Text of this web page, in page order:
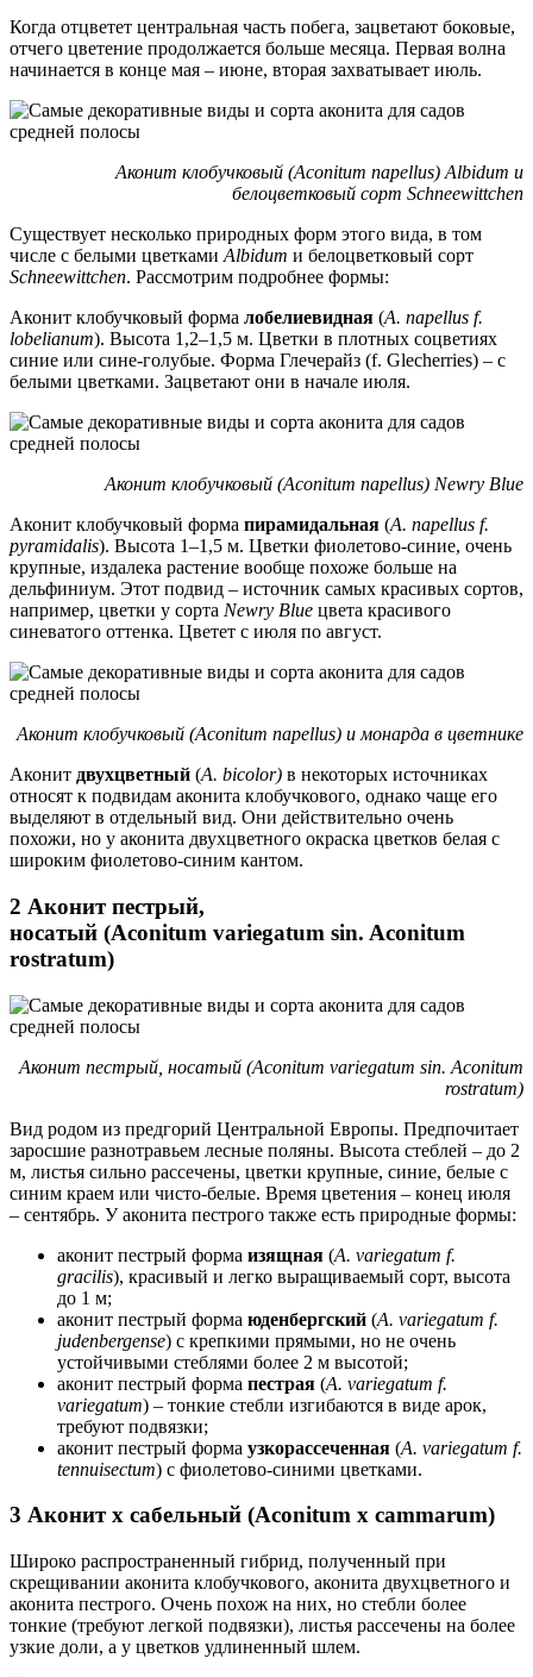
Когда отцветет центральная часть побега, зацветают боковые,
отчего цветение продолжается больше месяца. Первая волна
начинается в конце мая – июне, вторая захватывает июль.
Аконит клобучковый (Aconitum napellus) Albidum и
белоцветковый сорт Schneewittchen
Существует несколько природных форм этого вида, в том
числе с белыми цветками Albidum и белоцветковый сорт
Schneewittchen. Рассмотрим подробнее формы:
Аконит клобучковый форма лобелиевидная (A. napellus f.
lobelianum). Высота 1,2–1,5 м. Цветки в плотных соцветиях
синие или сине-голубые. Форма Глечерайз (f. Glecherries) – с
белыми цветками. Зацветают они в начале июля.
Аконит клобучковый (Aconitum napellus) Newry Blue
Аконит клобучковый форма пирамидальная (A. napellus f.
pyramidalis). Высота 1–1,5 м. Цветки фиолетово-синие, очень
крупные, издалека растение вообще похоже больше на
дельфиниум. Этот подвид – источник самых красивых сортов,
например, цветки у сорта Newry Blue цвета красивого
синеватого оттенка. Цветет с июля по август.
Аконит клобучковый (Aconitum napellus) и монарда в цветнике
Аконит двухцветный (A. bicolor) в некоторых источниках
относят к подвидам аконита клобучкового, однако чаще его
выделяют в отдельный вид. Они действительно очень
похожи, но у аконита двухцветного окраска цветков белая с
широким фиолетово-синим кантом.
2 Аконит пестрый,
носатый (Aconitum variegatum sin. Aconitum
rostratum)
Аконит пестрый, носатый (Aconitum variegatum sin. Aconitum
rostratum)
Вид родом из предгорий Центральной Европы. Предпочитает
заросшие разнотравьем лесные поляны. Высота стеблей – до 2
м, листья сильно рассечены, цветки крупные, синие, белые с
синим краем или чисто-белые. Время цветения – конец июля
– сентябрь. У аконита пестрого также есть природные формы:
аконит пестрый форма изящная (A. variegatum f.
gracilis), красивый и легко выращиваемый сорт, высота
до 1 м;
аконит пестрый форма юденбергский (A. variegatum f.
judenbergense) с крепкими прямыми, но не очень
устойчивыми стеблями более 2 м высотой;
аконит пестрый форма пестрая (A. variegatum f.
variegatum) – тонкие стебли изгибаются в виде арок,
требуют подвязки;
аконит пестрый форма узкорассеченная (A. variegatum f.
tennuisectum) с фиолетово-синими цветками.
3 Аконит х сабельный (Aconitum x cammarum)
Широко распространенный гибрид, полученный при
скрещивании аконита клобучкового, аконита двухцветного и
аконита пестрого. Очень похож на них, но стебли более
тонкие (требуют легкой подвязки), листья рассечены на более
узкие доли, а у цветков удлиненный шлем.